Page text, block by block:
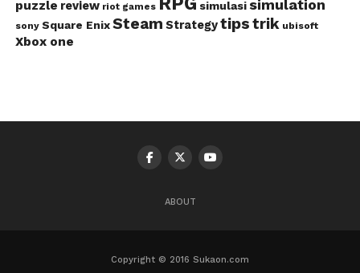
puzzle review riot games simulasi simulation
sony Square Enix Steam Strategytipstrik ubisoft
Xbox one
ABOUT
Copyright © 2016 Sukaon.com